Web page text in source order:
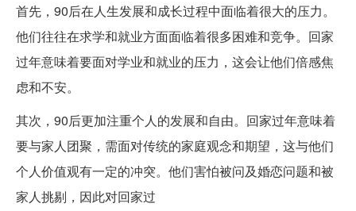
首先，90后在人生发展和成长过程中面临着很大的压力。
他们往往在求学和就业方面面临着很多困难和竞争。回家
过年意味着要面对学业和就业的压力，这会让他们倍感焦
虑和不安。
其次，90后更加注重个人的发展和自由。回家过年意味着
要与家人团聚，需面对传统的家庭观念和期望，这与他们
个人价值观有一定的冲突。他们害怕被问及婚恋问题和被
家人挑剔，因此对回家过